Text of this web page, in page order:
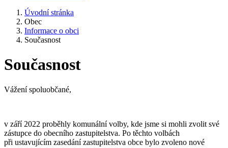
Úvodní stránka
Obec
Informace o obci
Současnost
Současnost
Vážení spoluobčané,
v září 2022 proběhly komunální volby, kde jsme si mohli zvolit své
zástupce do obecního zastupitelstva. Po těchto volbách
při ustavujícím zasedání zastupitelstva obce bylo zvoleno nové